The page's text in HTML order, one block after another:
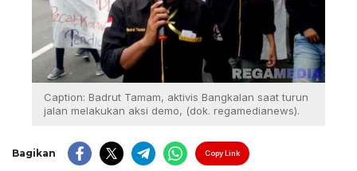
Caption: Badrut Tamam, aktivis Bangkalan saat turun
jalan melakukan aksi demo, (dok. regamedianews).
Bagikan Copy Link